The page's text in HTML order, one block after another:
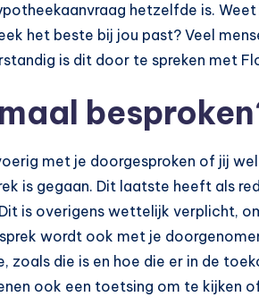
hetzelfde is.
het beste bij jou past? Veel
is dit door te spreken met
met je doorgesproken of jij
is gegaan. Dit laatste heeft als
is overigens wettelijk verplicht,
wordt ook met je
zoals die is en hoe die er in de
ook een toetsing om te kijken